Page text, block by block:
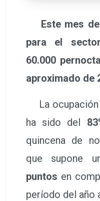
Este mes
para el
60.000
aproximado de
La ocupación
ha sido del
quincena de
que supone
puntos en
período del año